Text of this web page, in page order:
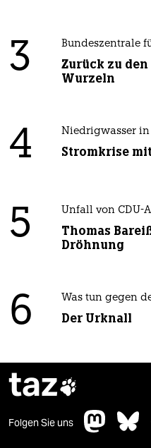
3 Bundeszentrale
Zurück zu
Wurzeln
4 Niedrigwasser
Stromkrise
5 Unfall von CDU-
Thomas
Dröhnung
6 Was tun gegen
Der Urknall
taz
Folgen Sie uns